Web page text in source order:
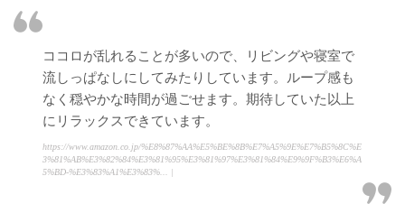
ココロが乱れることが多いので、リビングや寝室で
流しっぱなしにしてみたりしています。ループ感も
なく穏やかな時間が過ごせます。期待していた以上
にリラックスできています。
https://www.amazon.co.jp/%E8%87%AA%E5%BE%8B%E7%A5%9E%E7%B5%8C%E
3%81%AB%E3%82%84%E3%81%95%E3%81%97%E3%81%84%E9%9F%B3%E6%A
5%BD-%E3%83%A1%E3%83%... |